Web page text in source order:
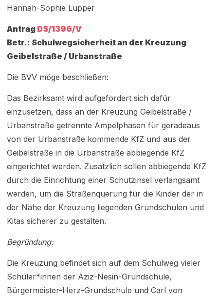
Hannah-Sophie Lupper
Antrag DS/1396/V
Betr.: Schulwegsicherheit an der Kreuzung
Geibelstraße / Urbanstraße
Die BVV möge beschließen:
Das Bezirksamt wird aufgefordert sich dafür
einzusetzen, dass an der Kreuzung Geibelstraße /
Urbanstraße getrennte Ampelphasen für geradeaus
von der Urbanstraße kommende KfZ und aus der
Geibelstraße in die Urbanstraße abbiegende KfZ
eingerichtet werden. Zusätzlich sollen abbiegende KfZ
durch die Einrichtung einer Schutzinsel verlangsamt
werden, um die Straßenquerung für die Kinder der in
der Nähe der Kreuzung liegenden Grundschulen und
Kitas sicherer zu gestalten.
Begründung:
Die Kreuzung befindet sich auf dem Schulweg vieler
Schüler*innen der Aziz-Nesin-Grundschule,
Bürgermeister-Herz-Grundschule und Carl von